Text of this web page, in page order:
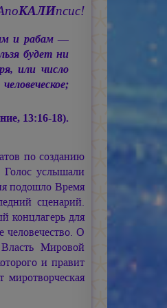
КАЛИпсис!
и рабам —
будет ни
или число
13:16-18).
по созданию
Голос услышали
подошло Время
сценарий.
концлагерь для
О
Мировой
и правит